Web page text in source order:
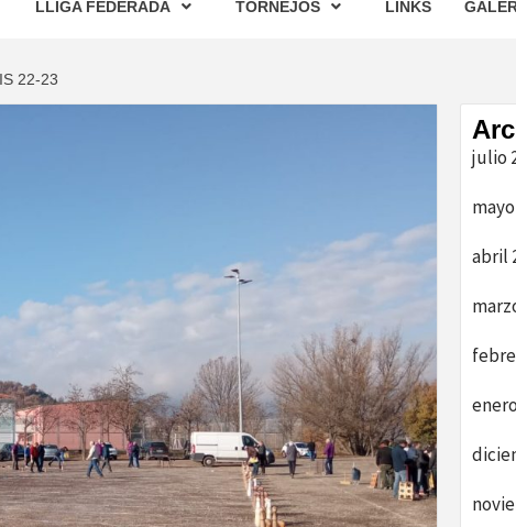
LLIGA FEDERADA TORNEJOS LINKS
22-23
julio
abril